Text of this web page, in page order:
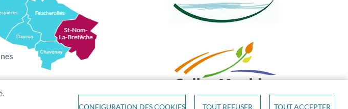
CONFIGURATION DES COOKIES TOUT REFUSER TOUT ACCEPTER